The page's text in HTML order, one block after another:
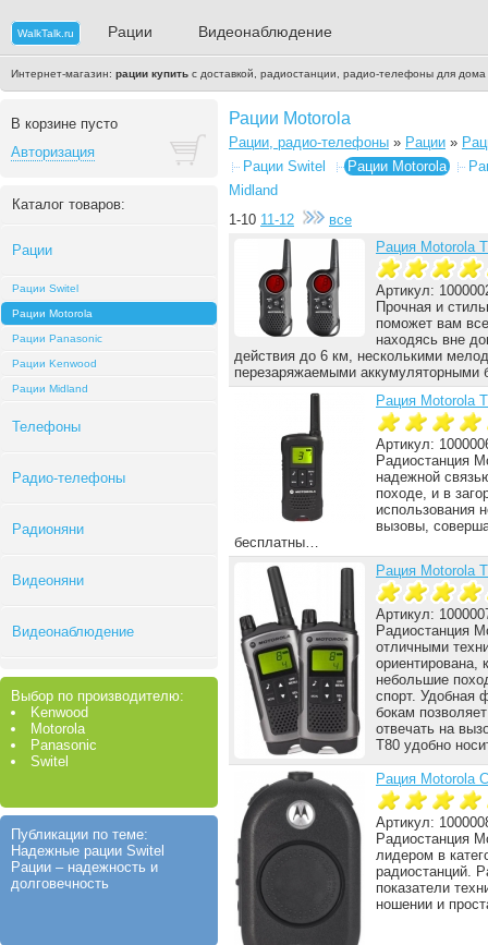
WalkTalk.ru Рации Видеонаблюдение
Интернет-магазин: рации купить с доставкой, радиостанции, радио-телефоны для
В корзине пусто
Авторизация
Каталог товаров:
Рации
Рации Switel
Рации Motorola
Рации Panasonic
Рации Kenwood
Рации Midland
Телефоны
Радио-телефоны
Радионяни
Видеоняни
Видеонаблюдение
Выбор по производителю:
Kenwood
Motorola
Panasonic
Switel
Публикации по теме:
Надежные рации Switel
Рации – надежность и
долговечность
Рации Motorola
Рации, радио-телефоны » Рации »
Рации Switel
Рации Motorola
Midland
1-10 11-12
все
Рация Motorola
Артикул:
Прочная и
поможет вам
находясь вне
действия до 6 км, несколькими
перезаряжаемыми аккумуляторными
Рация Motorola
Артикул:
Радиостанция
надежной
походе, и в
использования
вызовы,
бесплатны…
Рация Motorola
Артикул:
Радиостанция
отличными
ориентирована,
небольшие
спорт. Удобная
бокам
отвечать на
T80 удобно
Рация Motorola
Артикул:
Радиостанция
лидером в
радиостанций.
показатели
ношении и